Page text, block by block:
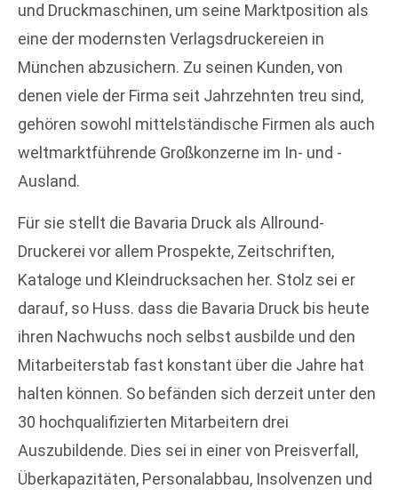
und Druckmaschinen, um seine Marktposition als
eine der modernsten Verlagsdruckereien in
München abzusichern. Zu seinen Kunden, von
denen viele der Firma seit Jahrzehnten treu sind,
gehören sowohl mittelständische Firmen als auch
weltmarktführende Großkonzerne im In- und -
Ausland.
Für sie stellt die Bavaria Druck als Allround-
Druckerei vor allem Prospekte, Zeitschriften,
Kataloge und Kleindrucksachen her. Stolz sei er
darauf, so Huss. dass die Bavaria Druck bis heute
ihren Nachwuchs noch selbst ausbilde und den
Mitarbeiterstab fast konstant über die Jahre hat
halten können. So befänden sich derzeit unter den
30 hochqualifizierten Mitarbeitern drei
Auszubildende. Dies sei in einer von Preisverfall,
Überkapazitäten, Personalabbau, Insolvenzen und